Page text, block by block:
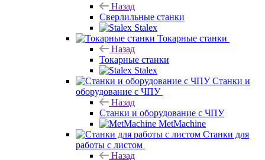
Назад
Сверлильные станки
Stalex
Токарные станки
Назад
Токарные станки
Stalex
Станки и
оборудование с ЧПУ
Назад
Станки и оборудование с ЧПУ
MetMachine
Станки для
работы с листом
Назад